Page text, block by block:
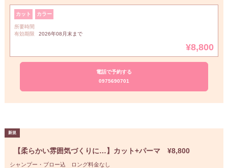
カット カラー
所要時間
有効期限
2026年08月末まで
¥8,800
電話で予約する
0975690701
【柔らかい雰囲気づくりに…】カット+パーマ ¥8,800
シャンプー・ブロー込 ロング料金なし